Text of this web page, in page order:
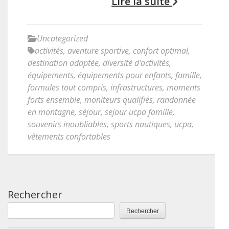
Uncategorized
activités, aventure sportive, confort optimal,
destination adaptée, diversité d'activités,
équipements, équipements pour enfants, famille,
formules tout compris, infrastructures, moments
forts ensemble, moniteurs qualifiés, randonnée
en montagne, séjour, sejour ucpa famille,
souvenirs inoubliables, sports nautiques, ucpa,
vêtements confortables
Rechercher
Rechercher